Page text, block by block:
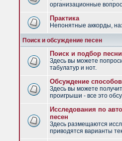
организационные
Практика
Непонятные аккорды,
Поиск и обсуждение песен
Поиск и подбор песни
Здесь вы можете
табулатур и нот.
Обсуждение
Здесь вы можете
проигрыши - все это
Исследования по
песен
Здесь размещаются
приводятся варианты